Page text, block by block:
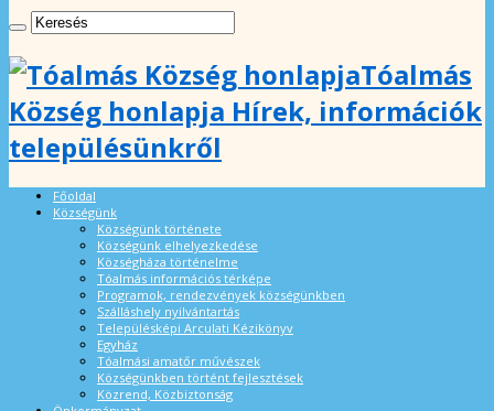
Tóalmás
Község honlapja Hírek, információk
településünkről
Főoldal
Községünk
Községünk története
Községünk elhelyezkedése
Községháza történelme
Tóalmás információs térképe
Programok, rendezvények községünkben
Szálláshely nyilvántartás
Településképi Arculati Kézikönyv
Egyház
Tóalmási amatőr művészek
Községünkben történt fejlesztések
Közrend, Közbiztonság